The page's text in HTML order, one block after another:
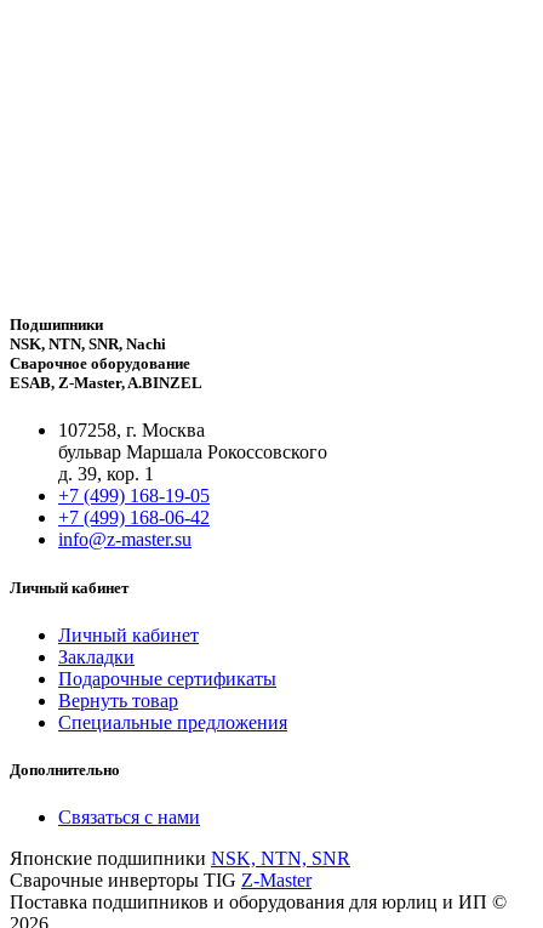
Подшипники
NSK, NTN, SNR, Nachi
Сварочное оборудование
ESAB, Z-Master, A.BINZEL
107258, г. Москва
бульвар Маршала Рокоссовского
д. 39, кор. 1
+7 (499) 168-19-05
+7 (499) 168-06-42
info@z-master.su
Личный кабинет
Личный кабинет
Закладки
Подарочные сертификаты
Вернуть товар
Специальные предложения
Дополнительно
Связаться с нами
Японские подшипники NSK, NTN, SNR
Сварочные инверторы TIG Z-Master
Поставка подшипников и оборудования для юрлиц и ИП ©
2026